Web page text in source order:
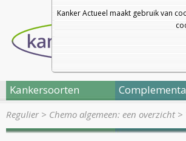
Kanker Actueel maakt gebruik van
Kankersoorten
Regulier> Chemo algemeen: een overzicht>